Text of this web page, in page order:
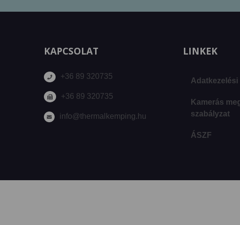
KAPCSOLAT
+36 89 320735
+36 89 320735
info@thermalkemping.hu
LINKEK
Kamerás
szabályzat
ÁSZF